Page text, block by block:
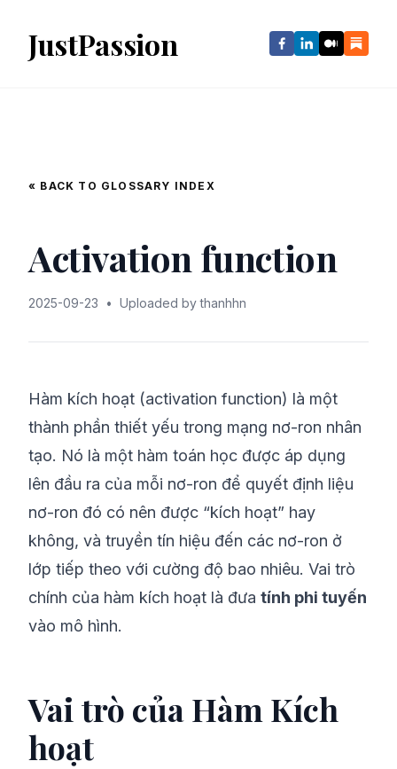
JustPassion
« BACK TO GLOSSARY INDEX
Activation function
2025-09-23 • Uploaded by thanhhn
Hàm kích hoạt (activation function) là một
thành phần thiết yếu trong mạng nơ-ron nhân
tạo. Nó là một hàm toán học được áp dụng
lên đầu ra của mỗi nơ-ron để quyết định liệu
nơ-ron đó có nên được “kích hoạt” hay
không, và truyền tín hiệu đến các nơ-ron ở
lớp tiếp theo với cường độ bao nhiêu. Vai trò
chính của hàm kích hoạt là đưa tính phi tuyến
vào mô hình.
Vai trò của Hàm Kích
hoạt